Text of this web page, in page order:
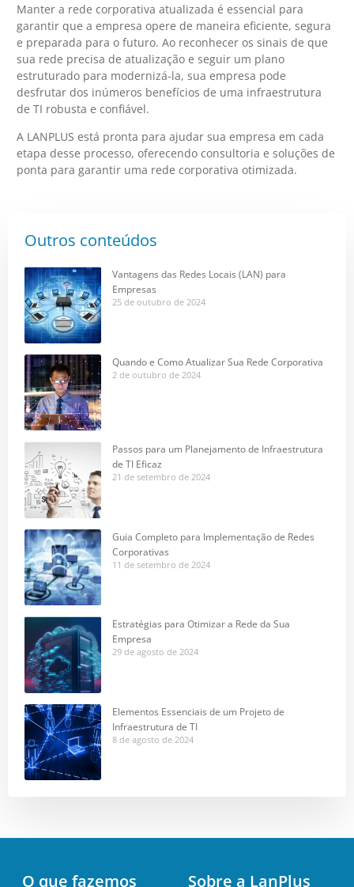
Manter a rede corporativa atualizada é essencial para
garantir que a empresa opere de maneira eficiente, segura
e preparada para o futuro. Ao reconhecer os sinais de que
sua rede precisa de atualização e seguir um plano
estruturado para modernizá-la, sua empresa pode
desfrutar dos inúmeros benefícios de uma infraestrutura
de TI robusta e confiável.
A LANPLUS está pronta para ajudar sua empresa em cada
etapa desse processo, oferecendo consultoria e soluções de
ponta para garantir uma rede corporativa otimizada.
Outros conteúdos
Vantagens das Redes Locais (LAN) para
Empresas
25 de outubro de 2024
Quando e Como Atualizar Sua Rede Corporativa
2 de outubro de 2024
Passos para um Planejamento de Infraestrutura
de TI Eficaz
21 de setembro de 2024
Guia Completo para Implementação de Redes
Corporativas
11 de setembro de 2024
Estratégias para Otimizar a Rede da Sua
Empresa
29 de agosto de 2024
Elementos Essenciais de um Projeto de
Infraestrutura de TI
8 de agosto de 2024
O que fazemos Sobre a LanPlus